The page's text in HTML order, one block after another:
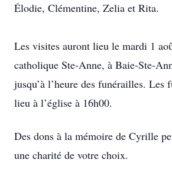
Élodie, Clémentine, Zelia et Rita.
Les visites auront lieu le mardi 1
catholique Ste-Anne, à Baie-Ste-
jusqu’à l’heure des funérailles. Les
lieu à l’église à 16h00.
Des dons à la mémoire de Cyrille
une charité de votre choix.